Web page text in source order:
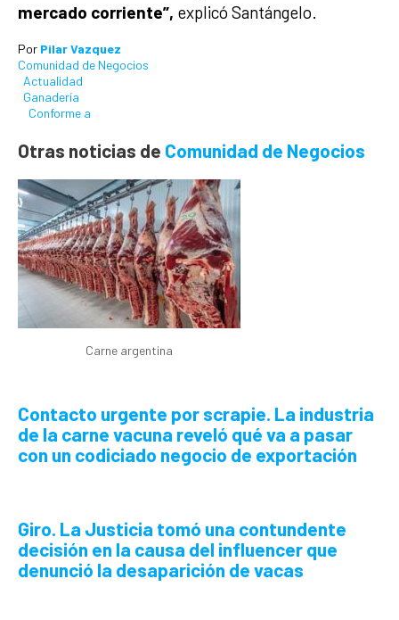
mercado corriente”, explicó Santángelo.
Por Pilar Vazquez
Comunidad de Negocios
Actualidad
Ganadería
Conforme a
Otras noticias de Comunidad de Negocios
Carne argentina
Contacto urgente por scrapie. La industria
de la carne vacuna reveló qué va a pasar
con un codiciado negocio de exportación
Giro. La Justicia tomó una contundente
decisión en la causa del influencer que
denunció la desaparición de vacas